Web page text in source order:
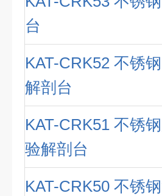
台
KAT-CRK52 不锈
解剖台
KAT-CRK51 不锈
验解剖台
KAT-CRK50 不锈